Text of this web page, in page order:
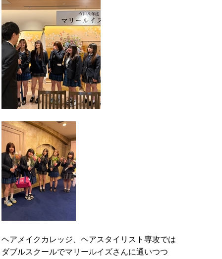
ヘアメイクカレッジ、ヘアスタイリスト専攻では
ダブルスクールでマリールイズさんに通いつつ